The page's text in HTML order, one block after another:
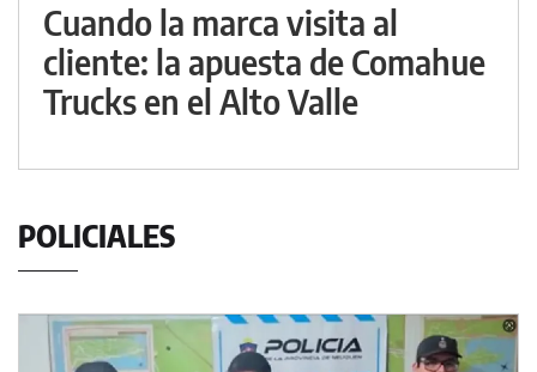
Cuando la marca visita al
cliente: la apuesta de Comahue
Trucks en el Alto Valle
POLICIALES